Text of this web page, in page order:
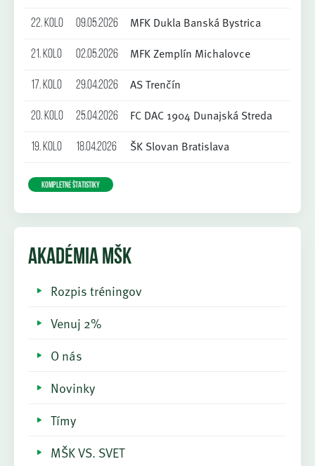
22. kolo 09.05.2026 MFK Dukla Banská Bystrica
21. kolo 02.05.2026 MFK Zemplín Michalovce
17. kolo 29.04.2026 AS Trenčín
20. kolo 25.04.2026 FC DAC 1904 Dunajská Streda
19. kolo 18.04.2026 ŠK Slovan Bratislava
KOMPLETNÉ ŠTATISTIKY
AKADÉMIA MŠK
Rozpis tréningov
Venuj 2%
O nás
Novinky
Tímy
MŠK VS. SVET